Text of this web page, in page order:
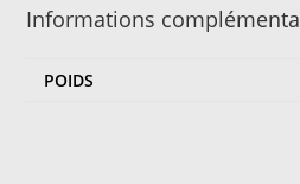
Informations
POIDS